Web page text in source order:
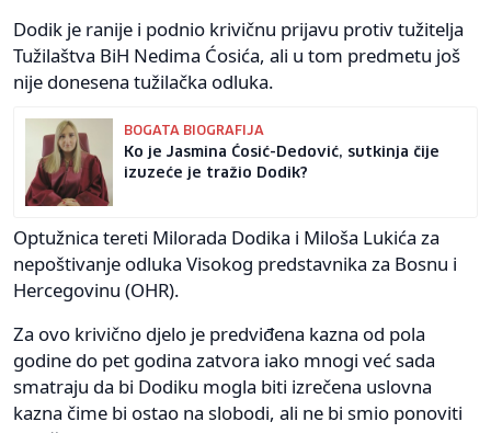
Dodik je ranije i podnio krivičnu prijavu protiv tužitelja
Tužilaštva BiH Nedima Ćosića, ali u tom predmetu još
nije donesena tužilačka odluka.
BOGATA BIOGRAFIJA
Ko je Jasmina Ćosić-Dedović, sutkinja čije
izuzeće je tražio Dodik?
Optužnica tereti Milorada Dodika i Miloša Lukića za
nepoštivanje odluka Visokog predstavnika za Bosnu i
Hercegovinu (OHR).
Za ovo krivično djelo je predviđena kazna od pola
godine do pet godina zatvora iako mnogi već sada
smatraju da bi Dodiku mogla biti izrečena uslovna
kazna čime bi ostao na slobodi, ali ne bi smio ponoviti